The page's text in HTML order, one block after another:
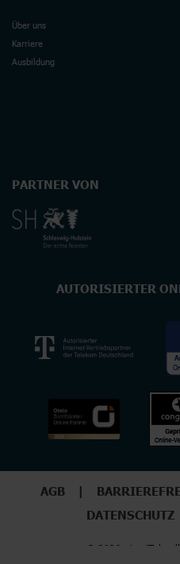
Über uns
Karriere
Ausbildung
PARTNER VON
AUTORISIERTER
AGB
DATENSCHUTZ
© 2026 - LogiTel -